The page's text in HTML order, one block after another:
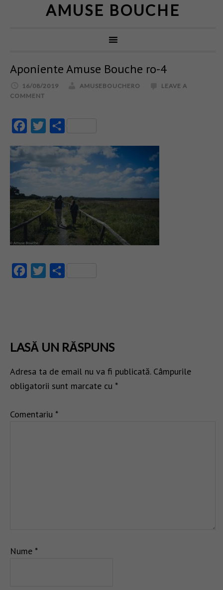
AMUSE BOUCHE
Aponiente Amuse Bouche ro-4
16/08/2019 AMUSEBOUCHERO
LEAVE A
COMMENT
FacebookTwitter
FacebookTwitter
LASĂ UN RĂSPUNS
Adresa ta de email nu va fi publicată. Câmpurile
obligatorii sunt marcate cu *
Comentariu *
Nume *